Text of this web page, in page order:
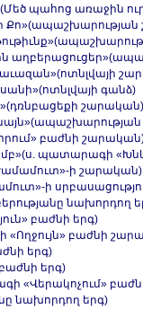
պահոց առաջին
աւազան»(ոտնլվայի
գանձ)
շարական)
բաժնի
պատարագի
ի շարական)
ի
նախորդող
բաժնի երգ)
«Ողջույն» բաժնի
երգ)
երգ)
«Վերակոչում»
նախորդող երգ)